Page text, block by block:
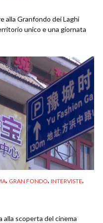
alla Granfondo dei Laghi
unico e una giornata
, GRAN FONDO, INTERVISTE,
scoperta del cinema